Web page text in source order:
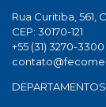
Rua Curitiba, 561,
CEP: 30170-121
+55 (31) 3270-3300
DEPARTAMENTOS